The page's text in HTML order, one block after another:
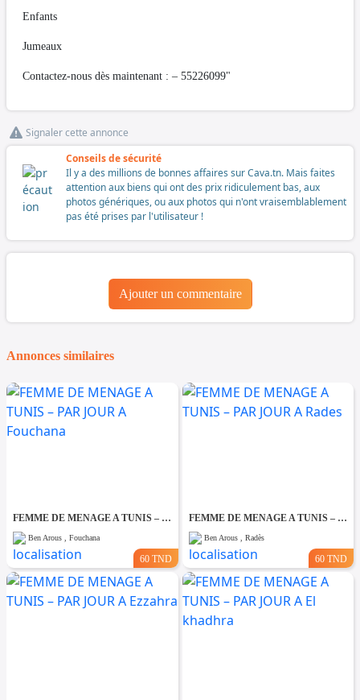
Enfants
Jumeaux
Contactez-nous dès maintenant : – 55226099"
Signaler cette annonce
Conseils de sécurité
Il y a des millions de bonnes affaires sur Cava.tn. Mais faites
attention aux biens qui ont des prix ridiculement bas, aux
photos génériques, ou aux photos qui n'ont vraisemblablement
pas été prises par l'utilisateur !
Ajouter un commentaire
Annonces similaires
FEMME DE MENAGE A TUNIS – PAR JOUR A Fouchana
Ben Arous , Fouchana
60 TND
FEMME DE MENAGE A TUNIS – PAR JOUR A Rades
Ben Arous , Radès
60 TND